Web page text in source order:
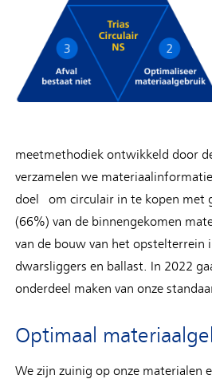
meetmethodiek ontwikkeld door
verzamelen we
doel om circulair in te kopen met
(66%) van de binnengekomen
van de bouw van het opstelterrein
dwarsliggers en ballast. In 2022
onderdeel maken van onze
Optimaal
We zijn zuinig op onze materialen